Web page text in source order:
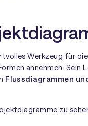
Werkzeug für
annehmen.
Flussdiagrammen
zu